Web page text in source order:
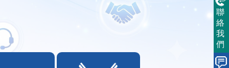
聯
絡
我
們